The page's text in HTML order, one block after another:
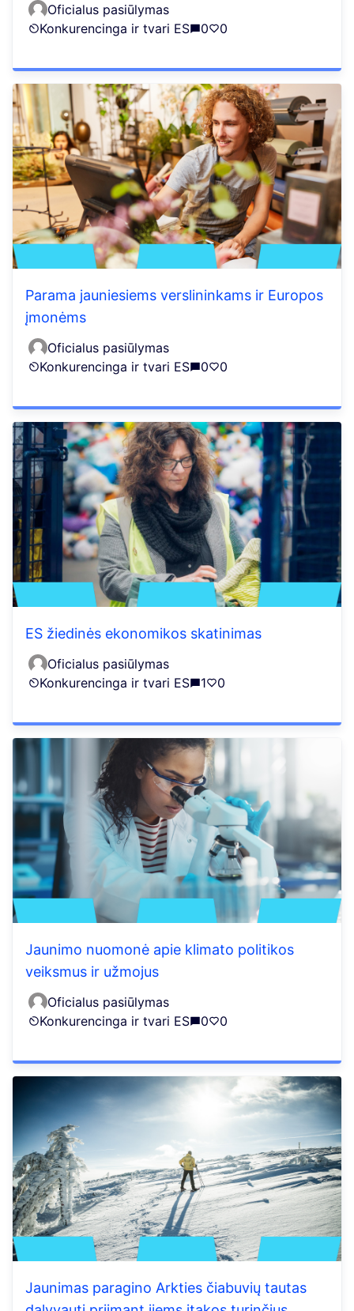
Oficialus pasiūlymas
Konkurencinga ir tvari ES
0 0
Parama jauniesiems verslininkams ir Europos
įmonėms
Oficialus pasiūlymas
Konkurencinga ir tvari ES
0 0
ES žiedinės ekonomikos skatinimas
Oficialus pasiūlymas
Konkurencinga ir tvari ES
1 0
Jaunimo nuomonė apie klimato politikos
veiksmus ir užmojus
Oficialus pasiūlymas
Konkurencinga ir tvari ES
0 0
Jaunimas paragino Arkties čiabuvių tautas